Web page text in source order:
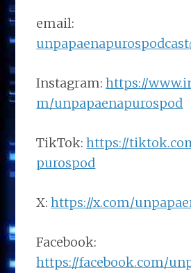
email:
Instagram:https://
m/unpapaenapurospod
TikTok:https://
purospod
X:https://x.com/
Facebook:
https://facebook.com/